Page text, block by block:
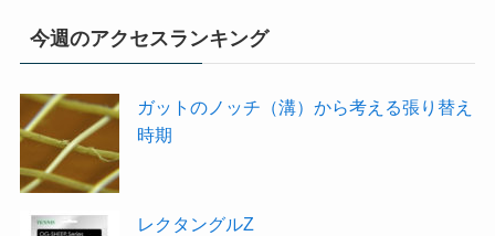
今週のアクセスランキング
ガットのノッチ（溝）から考える張り替え
時期
レクタングルZ